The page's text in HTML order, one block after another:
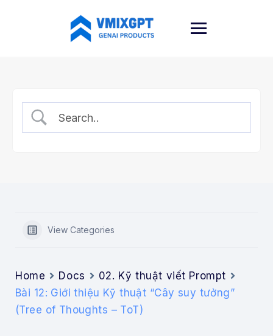
View Categories
Home Docs
02. Kỹ thuật viết Prompt
Bài 12: Giới thiệu Kỹ thuật “Cây suy tưởng”
(Tree of Thoughts – ToT)